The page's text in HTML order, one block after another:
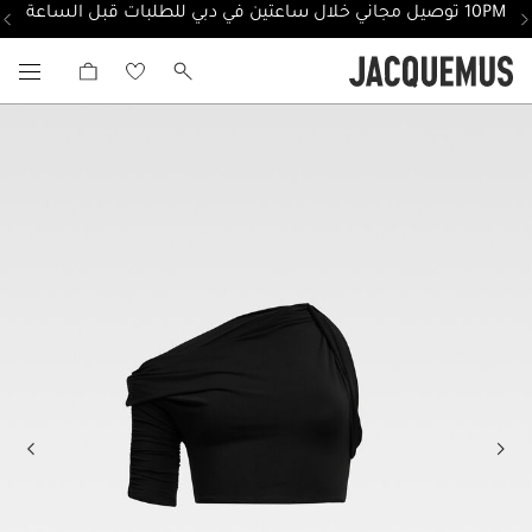
10PM توصيل مجاني خلال ساعتين في دبي للطلبات قبل الساعة